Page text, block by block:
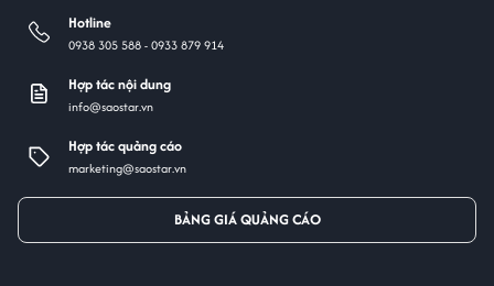
Hotline
0938 305 588 -0933 879 914
Hợp tác nội dung
info@saostar.vn
Hợp tác quảng cáo
marketing@saostar.vn
BẢNG GIÁ QUẢNG CÁO